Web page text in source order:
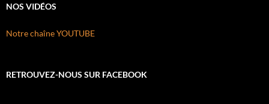
NOS VIDÉOS
Notre chaîne YOUTUBE
RETROUVEZ-NOUS SUR FACEBOOK